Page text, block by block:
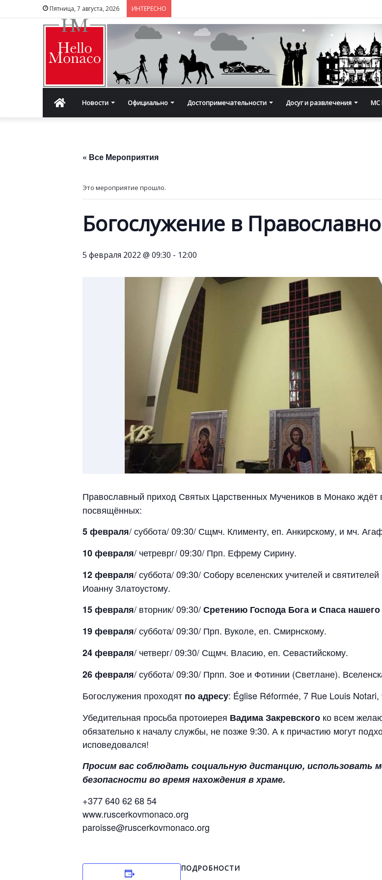
Пятница, 7 августа, 2026 ИНТЕРЕСНО
ГлавнаяНовости Официально Достопримечательности Досуг и развлечения
« Все Мероприятия
Это мероприятие прошло.
Богослужение в
5 февраля 2022 @ 09:30 - 12:00
Православный приход Святых Царственных Мучеников в Монако ждёт
посвящённых:
5 февраля/ суббота/ 09:30/ Сщмч. Клименту, еп. Анкирскому, и мч.
10 февраля/ четреврг/ 09:30/ Прп. Ефрему Сирину.
12 февраля/ суббота/ 09:30/ Собору вселенских учителей и
Иоанну Златоустому.
15 февраля/ вторник/ 09:30/Сретению Господа Бога и Спаса
19 февраля/ суббота/ 09:30/ Прп. Вуколе, еп. Смирнскому.
24 февраля/ четверг/ 09:30/ Сщмч. Власию, еп. Севастийскому.
26 февраля/ суббота/ 09:30/ Прпп. Зое и Фотинии (Светлане).
Богослужения проходят по адресу: Église Réformée, 7 Rue Louis
Убедительная просьба протоиерея Вадима Закревского ко всем
обязательно к началу службы, не позже 9:30. А к причастию могут
исповедовался!
Просим вас соблюдать социальную дистанцию, использовать
безопасности во время нахождения в храме.
+377 640 62 68 54
www.ruscerkovmonaco.org
paroisse@ruscerkovmonaco.org
ПОДРОБНОСТИ